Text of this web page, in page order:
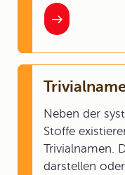
Neben der
Stoffe
Trivialnamen.
darstellen